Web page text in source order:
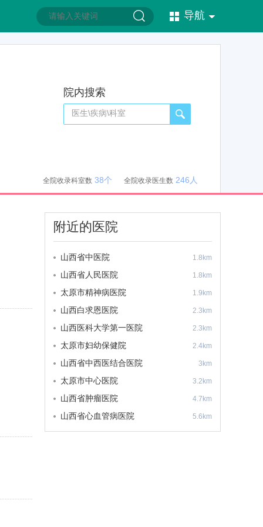
导航
院内搜索
全院收录科室数 38个 全院收录医生数 246人
附近的医院
山西省中医院 1.8km
山西省人民医院 1.8km
太原市精神病医院 1.9km
山西白求恩医院 2.3km
山西医科大学第一医院 2.3km
太原市妇幼保健院 2.4km
山西省中西医结合医院 3km
太原市中心医院 3.2km
山西省肿瘤医院 4.7km
山西省心血管病医院 5.6km